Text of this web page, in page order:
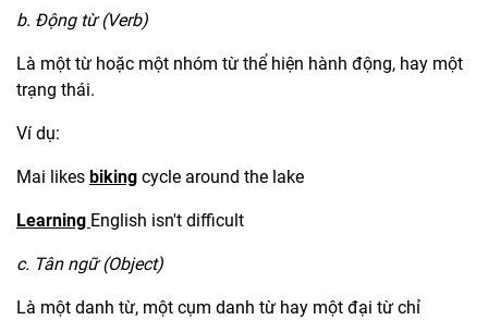
b. Động từ (Verb)
Là một từ hoặc một nhóm từ thể hiện hành động, hay một
trạng thái.
Ví dụ:
Mai likes biking cycle around the lake
Learning English isn't difficult
c. Tân ngữ (Object)
Là một danh từ, một cụm danh từ hay một đại từ chỉ